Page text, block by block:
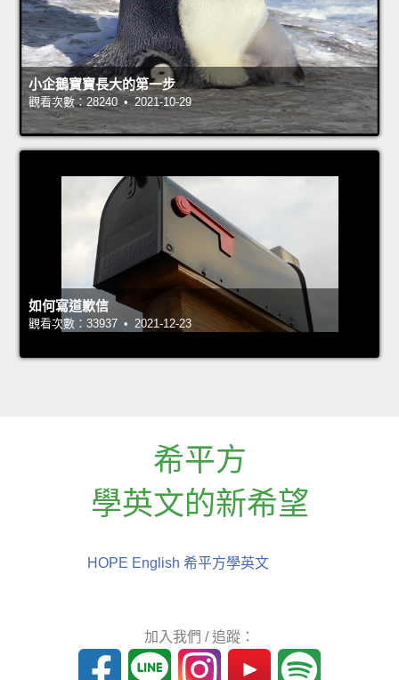
小企鵝寶寶長大的第一步
觀看次數：28240 • 2021-10-29
如何寫道歉信
觀看次數：33937 • 2021-12-23
希平方
學英文的新希望
HOPE English 希平方學英文
加入我們 / 追蹤：